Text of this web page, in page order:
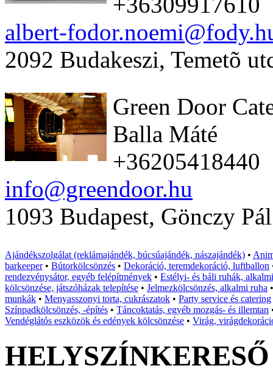
albert-
2092 Budakeszi, Temetõ
Green Door
Balla Máté
+36205418440
info@greendoor.hu
1093 Budapest, Gönczy
Ajándékszolgálat (reklámajándék, búcsúajándék, nászajándék) •
barkeeper• Bútorkölcsönzés • Dekoráció, teremdekoráció, luftballon
rendezvénysátor, egyéb felépítmények • Estélyi- és báli ruhák,
kölcsönzése, játszóházak telepítése • Jelmezkölcsönzés, alkalmi ruha
munkák • Menyasszonyi torta, cukrászatok • Party service és catering
Színpadkölcsönzés, -építés • Táncoktatás, egyéb mozgás- és illemtan
Vendéglátós eszközök és edények kölcsönzése • Virág,
HELYSZÍNKERESŐ